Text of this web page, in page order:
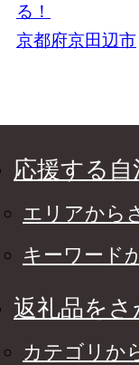
る！
京都府京田辺市
応援する
エリアから
キーワード
返礼品をさ
カテゴリか